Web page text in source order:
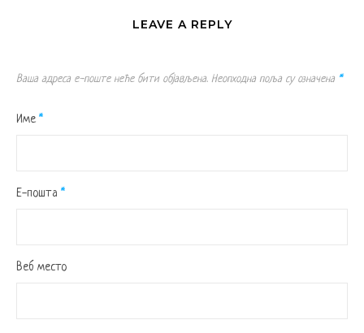
LEAVE A REPLY
Ваша адреса е-поште неће бити објављена. Неопходна поља су означена *
Име *
Е-пошта *
Веб место